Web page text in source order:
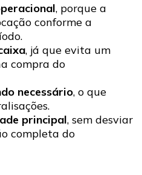
, porque a
conforme a
, já que evita um
compra do
necessário, o que
principal, sem desviar
completa do